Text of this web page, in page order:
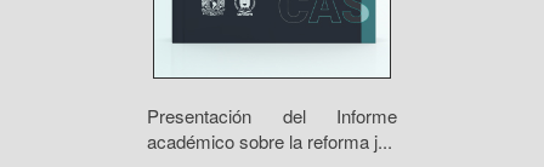
Presentación del Informe
académico sobre la reforma j...